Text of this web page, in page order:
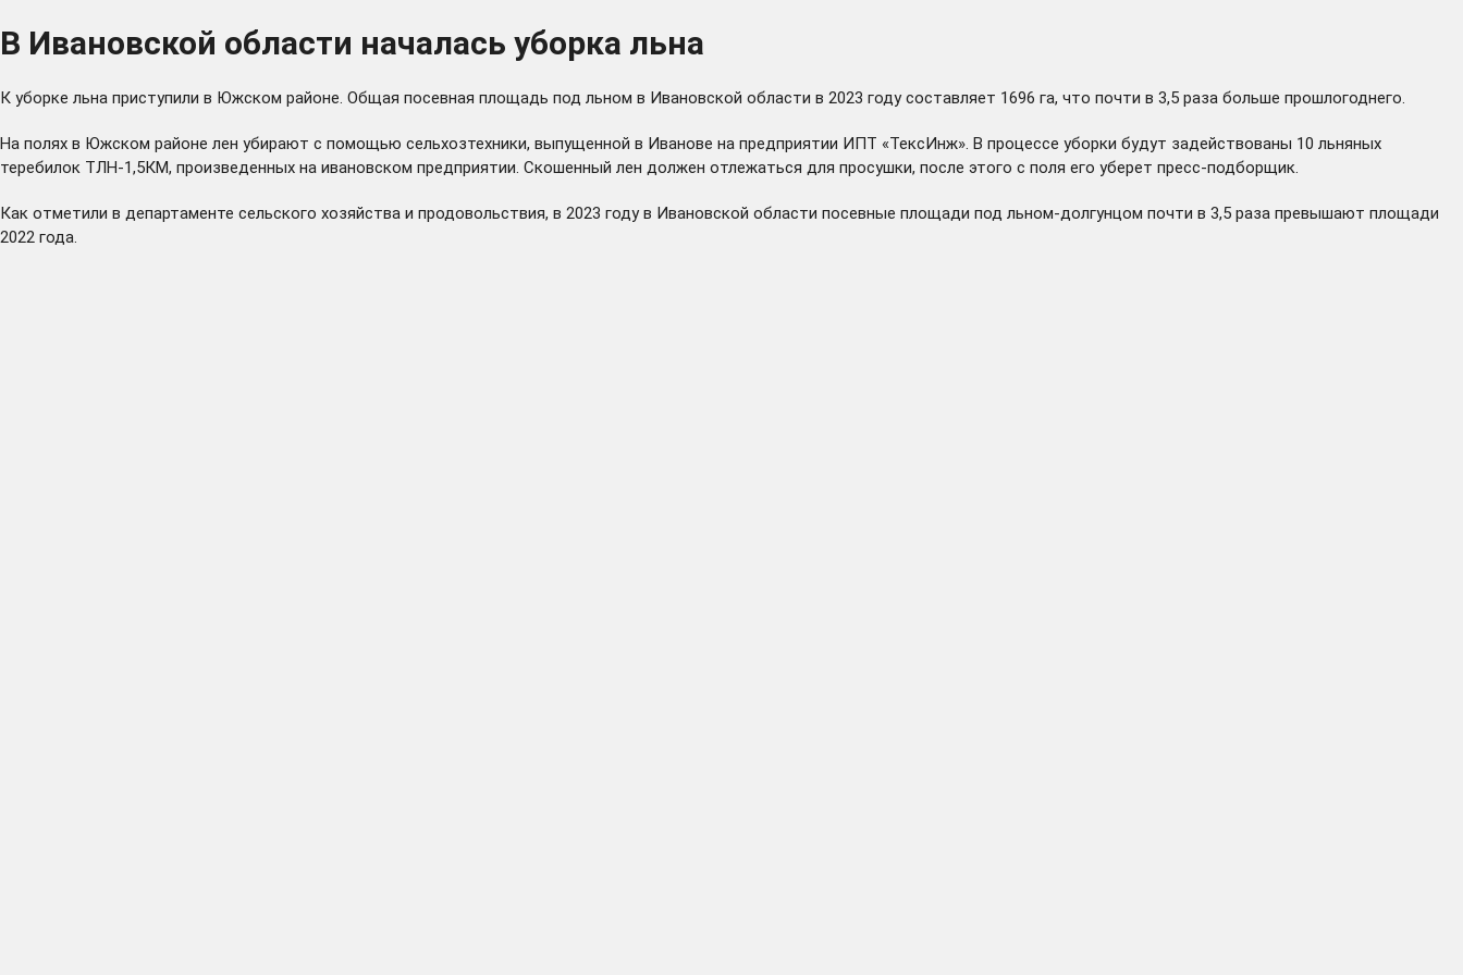
В Ивановской области началась уборка льна
К уборке льна приступили в Южском районе. Общая посевная площадь под льном в Ивановской области в 2023 году составляет 1696 га, что почти в 3,5 раза больше прошлогоднего.
На полях в Южском районе лен убирают с помощью сельхозтехники, выпущенной в Иванове на предприятии ИПТ «ТексИнж». В процессе уборки будут задействованы 10 льняных
теребилок ТЛН-1,5КМ, произведенных на ивановском предприятии. Скошенный лен должен отлежаться для просушки, после этого с поля его уберет пресс-подборщик.
Как отметили в департаменте сельского хозяйства и продовольствия, в 2023 году в Ивановской области посевные площади под льном-долгунцом почти в 3,5 раза превышают площади
2022 года.